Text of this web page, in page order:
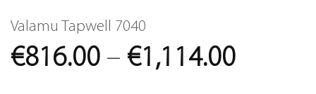
Valamu Tapwell 7040
€816.00 – €1,114.00Price